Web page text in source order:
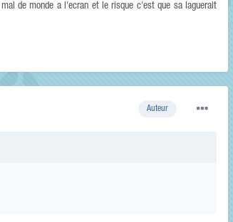
de monde a l'ecran et le risque c'est que sa laguerait
Auteur